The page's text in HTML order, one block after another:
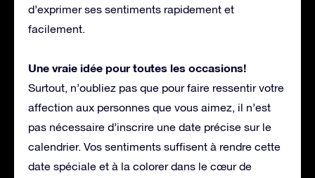
d’exprimer ses sentiments rapidement et
facilement.
Une vraie idée pour toutes les occasions!
Surtout, n’oubliez pas que pour faire ressentir votre
affection aux personnes que vous aimez, il n’est
pas nécessaire d’inscrire une date précise sur le
calendrier. Vos sentiments suffisent à rendre cette
date spéciale et à la colorer dans le cœur de